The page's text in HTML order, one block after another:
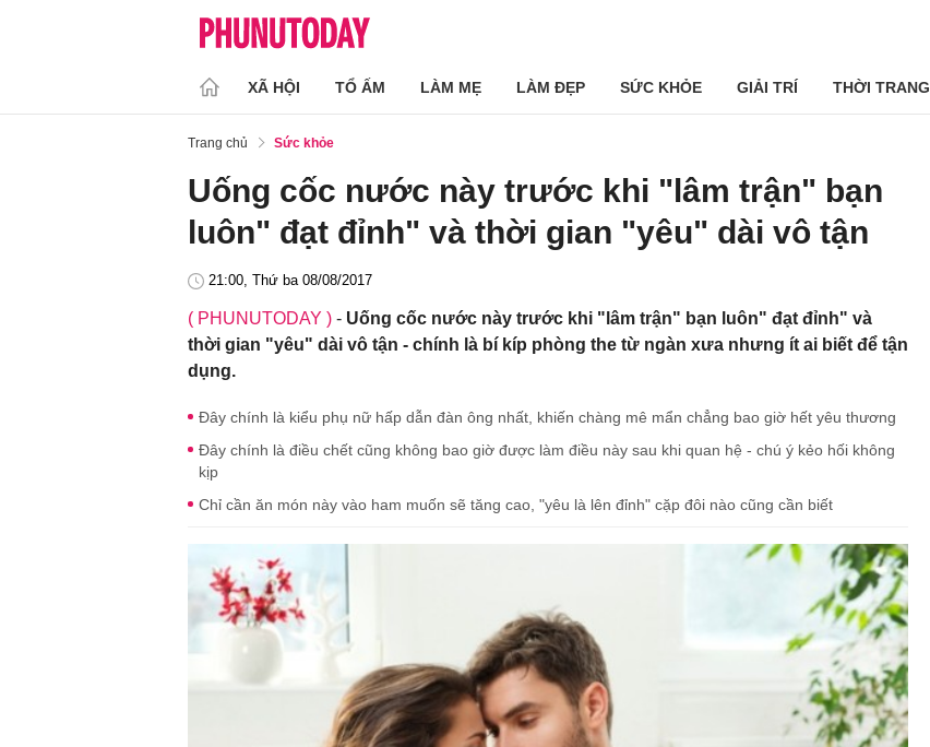
XÃ HỘI TỔ ẤM LÀM MẸ LÀM ĐẸP SỨC KHỎE GIẢI TRÍ THỜI TRANG
Trang chủ Sức khỏe
Uống cốc nước này trước khi "lâm trận" bạn
luôn" đạt đỉnh" và thời gian "yêu" dài vô tận
21:00, Thứ ba 08/08/2017
( PHUNUTODAY ) - Uống cốc nước này trước khi "lâm trận" bạn luôn" đạt đỉnh" và
thời gian "yêu" dài vô tận - chính là bí kíp phòng the từ ngàn xưa nhưng ít ai biết để tận
dụng.
Đây chính là kiểu phụ nữ hấp dẫn đàn ông nhất, khiến chàng mê mẩn chẳng bao giờ hết yêu thương
Đây chính là điều chết cũng không bao giờ được làm điều này sau khi quan hệ - chú ý kẻo hối không
kịp
Chỉ cần ăn món này vào ham muốn sẽ tăng cao, "yêu là lên đỉnh" cặp đôi nào cũng cần biết